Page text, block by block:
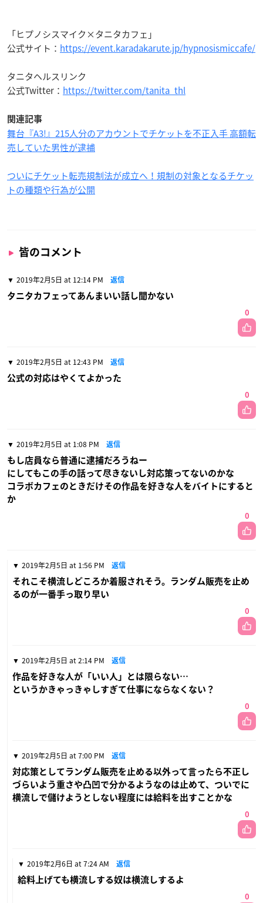
「ヒプノシスマイク×タニタカフェ」
公式サイト： https://event.karadakarute.jp/hypnosismiccafe/
タニタヘルスリンク
公式Twitter： https://twitter.com/tanita_thl
関連記事
舞台『A3!』215人分のアカウントでチケットを不正入手 高額転
売していた男性が逮捕
ついにチケット転売規制法が成立へ！規制の対象となるチケッ
トの種類や行為が公開
皆のコメント
2019年2月5日 at 12:14 PM 返信
タニタカフェってあんまいい話し聞かない
0
2019年2月5日 at 12:43 PM 返信
公式の対応はやくてよかった
0
2019年2月5日 at 1:08 PM 返信
もし店員なら普通に逮捕だろうねー
にしてもこの手の話って尽きないし対応策ってないのかな
コラボカフェのときだけその作品を好きな人をバイトにすると
か
0
2019年2月5日 at 1:56 PM 返信
それこそ横流しどころか着服されそう。ランダム販売を止め
るのが一番手っ取り早い
0
2019年2月5日 at 2:14 PM 返信
作品を好きな人が「いい人」とは限らない…
というかきゃっきゃしすぎて仕事にならなくない？
0
2019年2月5日 at 7:00 PM 返信
対応策としてランダム販売を止める以外って言ったら不正し
づらいよう重さや凸凹で分かるようなのは止めて、ついでに
横流しで儲けようとしない程度には給料を出すことかな
0
2019年2月6日 at 7:24 AM 返信
給料上げても横流しする奴は横流しするよ
0